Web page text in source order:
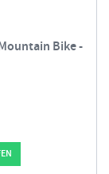
Bike -